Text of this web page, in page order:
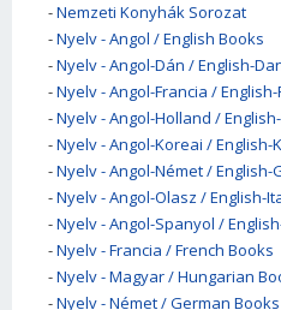
-Nemzeti Konyhák Sorozat
-Nyelv - Angol / English Books
-Nyelv - Angol-Dán / English-
-Nyelv - Angol-Francia /
-Nyelv - Angol-Holland /
-Nyelv - Angol-Koreai / English-
-Nyelv - Angol-Német / English-
-Nyelv - Angol-Olasz / English-
-Nyelv - Angol-Spanyol /
-Nyelv - Francia / French Books
-Nyelv - Magyar / Hungarian
-Nyelv - Német / German Books